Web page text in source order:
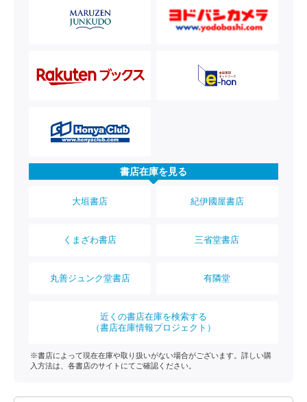
書店在庫を見る
大垣書店 紀伊國屋書店
くまざわ書店 三省堂書店
丸善ジュンク堂書店 有隣堂
近くの書店在庫を検索する
（書店在庫情報プロジェクト）
※書店によって現在在庫や取り扱いがない場合がございます。詳しい購
入方法は、各書店のサイトにてご確認ください。